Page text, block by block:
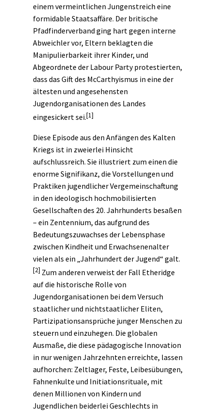
einem vermeintlichen Jungenstreich eine
formidable Staatsaffäre. Der britische
Pfadfinderverband ging hart gegen interne
Abweichler vor, Eltern beklagten die
Manipulierbarkeit ihrer Kinder, und
Abgeordnete der Labour Party protestierten,
dass das Gift des McCarthyismus in eine der
ältesten und angesehensten
Jugendorganisationen des Landes
eingesickert sei.[1]
Diese Episode aus den Anfängen des Kalten
Kriegs ist in zweierlei Hinsicht
aufschlussreich. Sie illustriert zum einen die
enorme Signifikanz, die Vorstellungen und
Praktiken jugendlicher Vergemeinschaftung
in den ideologisch hochmobilisierten
Gesellschaften des 20. Jahrhunderts besaßen
– ein Zentennium, das aufgrund des
Bedeutungszuwachses der Lebensphase
zwischen Kindheit und Erwachsenenalter
vielen als ein „Jahrhundert der Jugend“ galt.
[2] Zum anderen verweist der Fall Etheridge
auf die historische Rolle von
Jugendorganisationen bei dem Versuch
staatlicher und nichtstaatlicher Eliten,
Partizipationsansprüche junger Menschen zu
steuern und einzuhegen. Die globalen
Ausmaße, die diese pädagogische Innovation
in nur wenigen Jahrzehnten erreichte, lassen
aufhorchen: Zeltlager, Feste, Leibesübungen,
Fahnenkulte und Initiationsrituale, mit
denen Millionen von Kindern und
Jugendlichen beiderlei Geschlechts in